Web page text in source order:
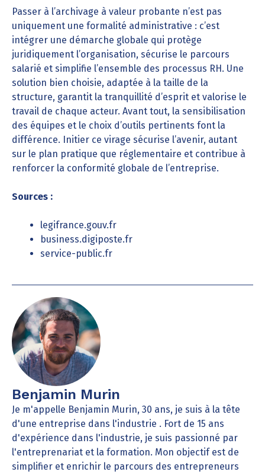
Passer à l’archivage à valeur probante n’est pas
uniquement une formalité administrative : c’est
intégrer une démarche globale qui protège
juridiquement l’organisation, sécurise le parcours
salarié et simplifie l’ensemble des processus RH. Une
solution bien choisie, adaptée à la taille de la
structure, garantit la tranquillité d’esprit et valorise le
travail de chaque acteur. Avant tout, la sensibilisation
des équipes et le choix d’outils pertinents font la
différence. Initier ce virage sécurise l’avenir, autant
sur le plan pratique que réglementaire et contribue à
renforcer la conformité globale de l’entreprise.
Sources :
legifrance.gouv.fr
business.digiposte.fr
service-public.fr
Benjamin Murin
Je m'appelle Benjamin Murin, 30 ans, je suis à la tête
d'une entreprise dans l'industrie . Fort de 15 ans
d'expérience dans l'industrie, je suis passionné par
l'entreprenariat et la formation. Mon objectif est de
simplifier et enrichir le parcours des entrepreneurs